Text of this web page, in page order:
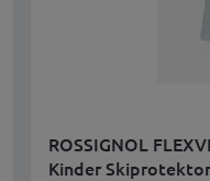
ROSSIGNOL
Kinder Skiprotektor